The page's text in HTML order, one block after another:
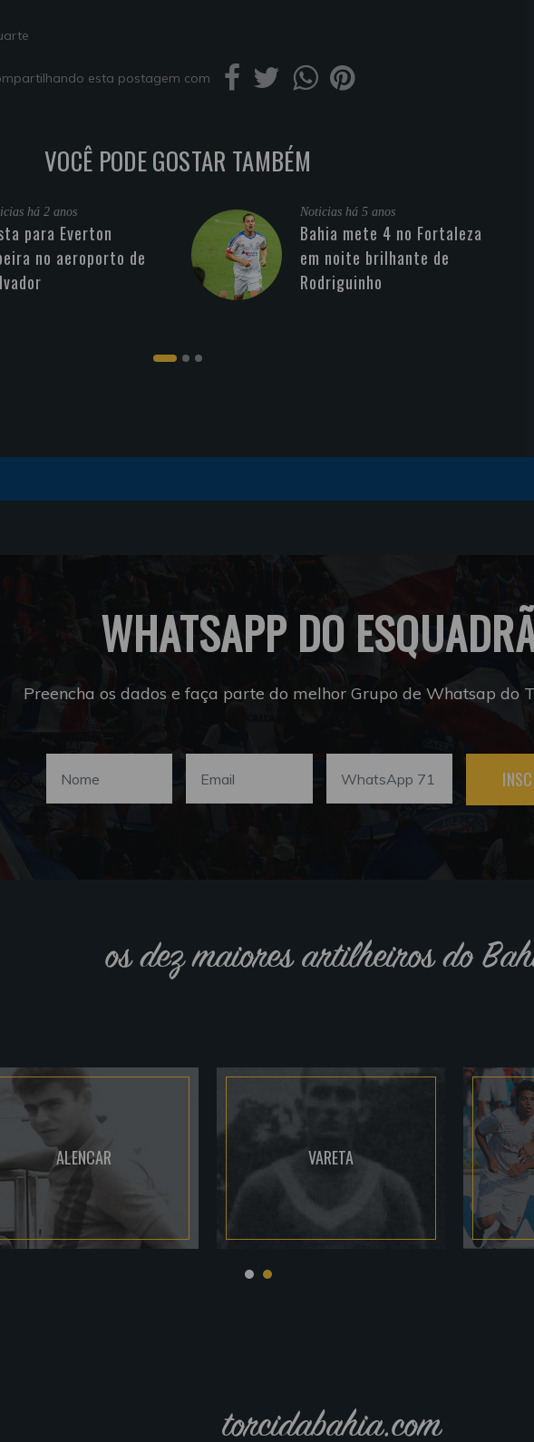
esta postagem com
VOCÊ PODE GOSTAR TAMBÉM
há 2 anos
para Everton
no aeroporto de
Noticias há 5 anos
Bahia mete 4 no Fortaleza
em noite brilhante de
Rodriguinho
WHATSAPP DO
Preencha os dados e faça parte do melhor Grupo de Whatsap do
os dez maiores artilheiros do
ALENCAR VARETA
torcidabahia.com